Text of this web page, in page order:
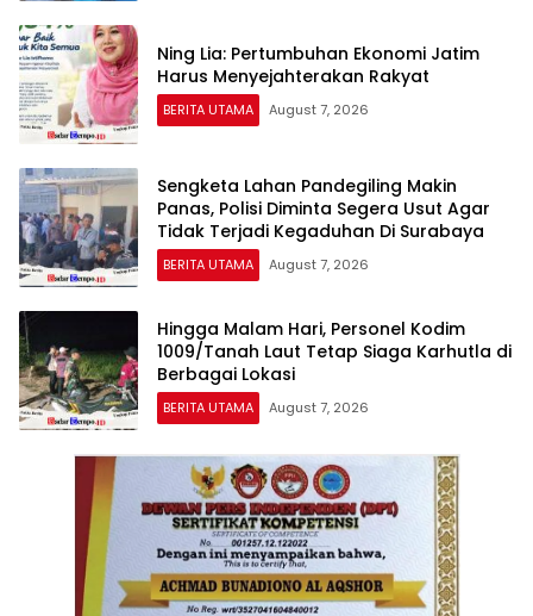
Ning Lia: Pertumbuhan Ekonomi Jatim
Harus Menyejahterakan Rakyat
BERITA UTAMA August 7, 2026
Sengketa Lahan Pandegiling Makin
Panas, Polisi Diminta Segera Usut Agar
Tidak Terjadi Kegaduhan Di Surabaya
BERITA UTAMA August 7, 2026
Hingga Malam Hari, Personel Kodim
1009/Tanah Laut Tetap Siaga Karhutla di
Berbagai Lokasi
BERITA UTAMA August 7, 2026